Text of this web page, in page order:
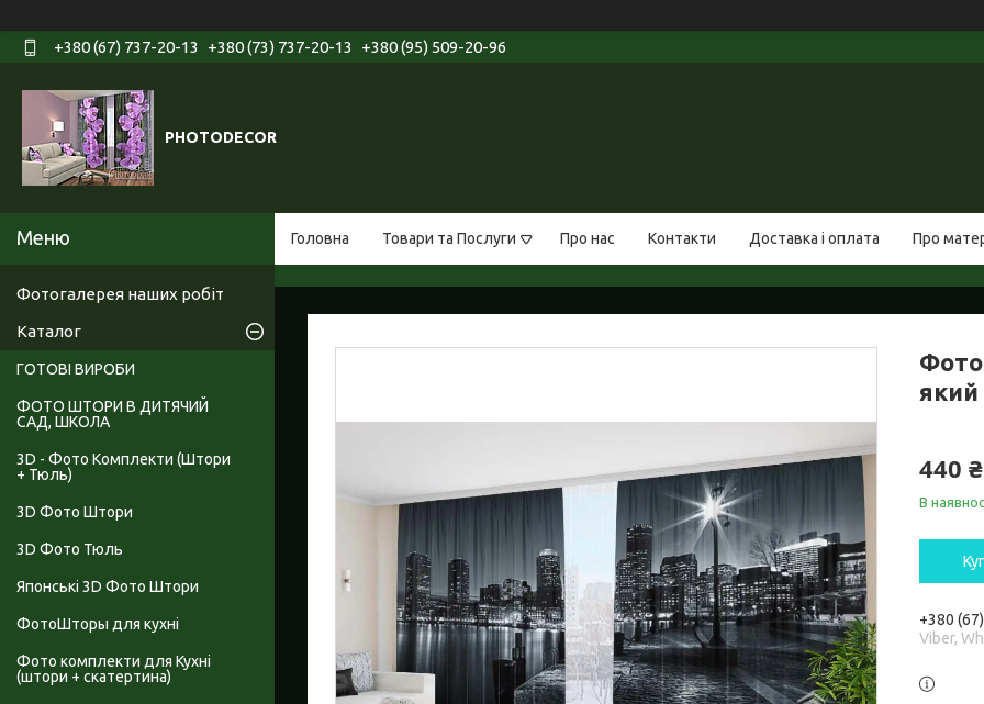
+380 (67) 737-20-13 +380 (73) 737-20-13 +380 (95) 509-20-96
PHOTODECOR
Головна Товари та Послуги Про нас Контакти Доставка і оплата Про
який
440 ₴
В
+380
Viber,
Фотогалерея наших робіт
Каталог
ГОТОВІ ВИРОБИ
ФОТО ШТОРИ В ДИТЯЧИЙ
САД, ШКОЛА
3D - Фото Комплекти (Штори
+ Тюль)
3D Фото Штори
3D Фото Тюль
Японські 3D Фото Штори
ФотоШторы для кухні
Фото комплекти для Кухні
(штори + скатертина)